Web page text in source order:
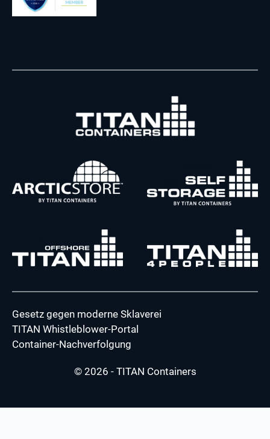
Gesetz gegen moderne Sklaverei
TITAN Whistleblower-Portal
Container-Nachverfolgung
© 2026 - TITAN Containers